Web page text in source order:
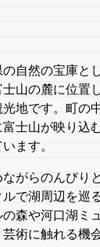
自然の宝庫と
山の麓に位置
地です。町の
士山が映り込
ます。
がらのんびり
で湖周辺を巡
森や河口湖ミ
術に触れる機